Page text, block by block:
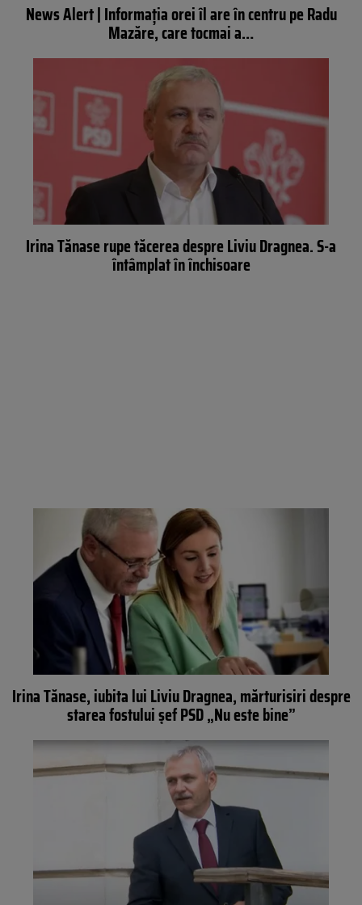
News Alert | Informaţia orei îl are în centru pe Radu
Mazăre, care tocmai a…
Irina Tănase rupe tăcerea despre Liviu Dragnea. S-a
întâmplat în închisoare
Irina Tănase, iubita lui Liviu Dragnea, mărturisiri despre
starea fostului șef PSD „Nu este bine”